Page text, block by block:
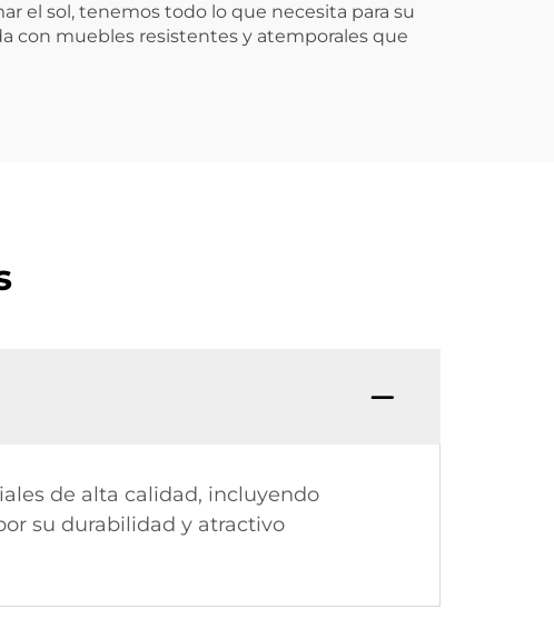
el sol, tenemos todo lo que necesita para su
con muebles resistentes y atemporales que
de alta calidad, incluyendo
su durabilidad y atractivo